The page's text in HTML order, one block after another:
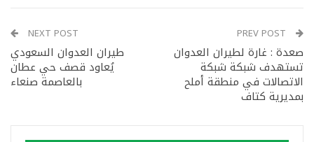
صعدة : غارة لطيران العدوان
تستهدف شبكة شبكة
الاتصالات في منطقة أملح
بمديرية كتاف
NEXT POST
طيران العدوان السعودي
يُعاود قصف حي عطان
بالعاصمة صنعاء